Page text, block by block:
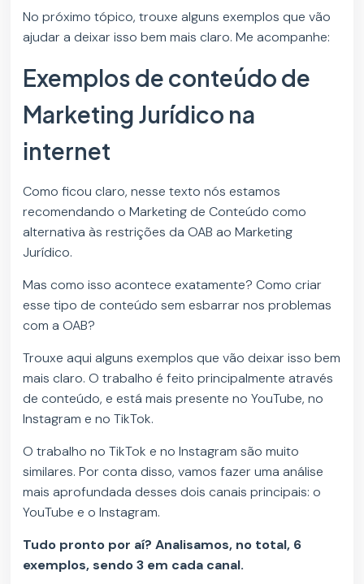
No próximo tópico, trouxe alguns exemplos que vão
ajudar a deixar isso bem mais claro. Me acompanhe:
Exemplos de conteúdo de
Marketing Jurídico na
internet
Como ficou claro, nesse texto nós estamos
recomendando o Marketing de Conteúdo como
alternativa às restrições da OAB ao Marketing
Jurídico.
Mas como isso acontece exatamente? Como criar
esse tipo de conteúdo sem esbarrar nos problemas
com a OAB?
Trouxe aqui alguns exemplos que vão deixar isso bem
mais claro. O trabalho é feito principalmente através
de conteúdo, e está mais presente no YouTube, no
Instagram e no TikTok.
O trabalho no TikTok e no Instagram são muito
similares. Por conta disso, vamos fazer uma análise
mais aprofundada desses dois canais principais: o
YouTube e o Instagram.
Tudo pronto por aí? Analisamos, no total, 6
exemplos, sendo 3 em cada canal.